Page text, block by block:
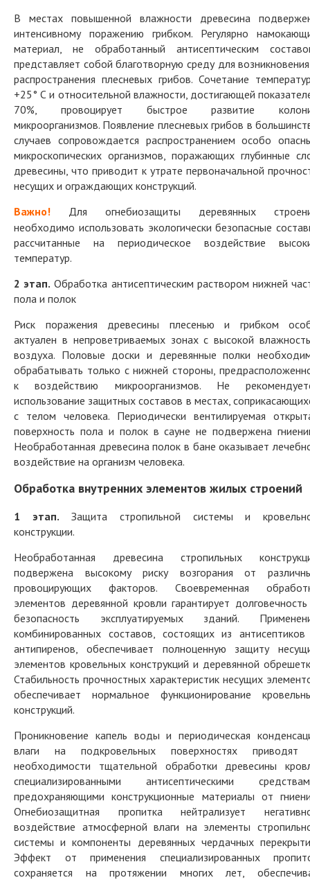
В местах повышенной влажности древесина
интенсивному поражению грибком. Регулярно
материал, не обработанный антисептическим
представляет собой благотворную среду для
распространения плесневых грибов. Сочетание
+25° С и относительной влажности, достигающей
70%, провоцирует быстрое развитие
микроорганизмов. Появление плесневых грибов в
случаев сопровождается распространением особо
микроскопических организмов, поражающих глубинные
древесины, что приводит к утрате первоначальной
несущих и ограждающих конструкций.
Важно! Для огнебиозащиты деревянных
необходимо использовать экологически безопасные
рассчитанные на периодическое воздействие
температур.
2 этап. Обработка антисептическим раствором нижней
пола и полок
Риск поражения древесины плесенью и грибком
актуален в непроветриваемых зонах с высокой
воздуха. Половые доски и деревянные полки
обрабатывать только с нижней стороны,
к воздействию микроорганизмов. Не
использование защитных составов в местах,
с телом человека. Периодически вентилируемая
поверхность пола и полок в сауне не подвержена
Необработанная древесина полок в бане оказывает
воздействие на организм человека.
Обработка внутренних элементов жилых строений
1 этап. Защита стропильной системы и
конструкции.
Необработанная древесина стропильных
подвержена высокому риску возгорания от
провоцирующих факторов. Своевременная
элементов деревянной кровли гарантирует
безопасность эксплуатируемых зданий.
комбинированных составов, состоящих из
антипиренов, обеспечивает полноценную защиту
элементов кровельных конструкций и деревянной
Стабильность прочностных характеристик несущих
обеспечивает нормальное функционирование
конструкций.
Проникновение капель воды и периодическая
влаги на подкровельных поверхностях
необходимости тщательной обработки древесины
специализированными антисептическими
предохраняющими конструкционные материалы от
Огнебиозащитная пропитка нейтрализует
воздействие атмосферной влаги на элементы
системы и компоненты деревянных чердачных
Эффект от применения специализированных
сохраняется на протяжении многих лет,